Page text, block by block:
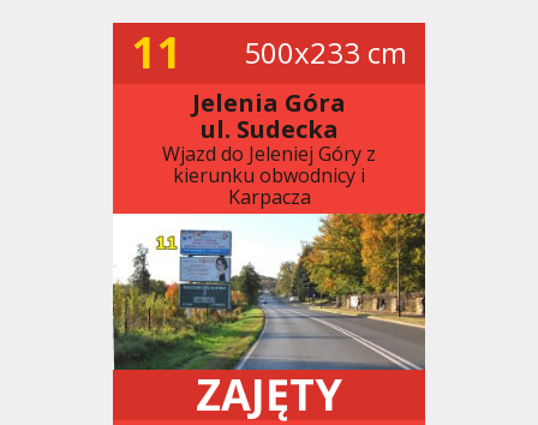
11 500x233 cm
Jelenia Góra
ul. Sudecka
Wjazd do Jeleniej Góry z
kierunku obwodnicy i
Karpacza
ZAJĘTY